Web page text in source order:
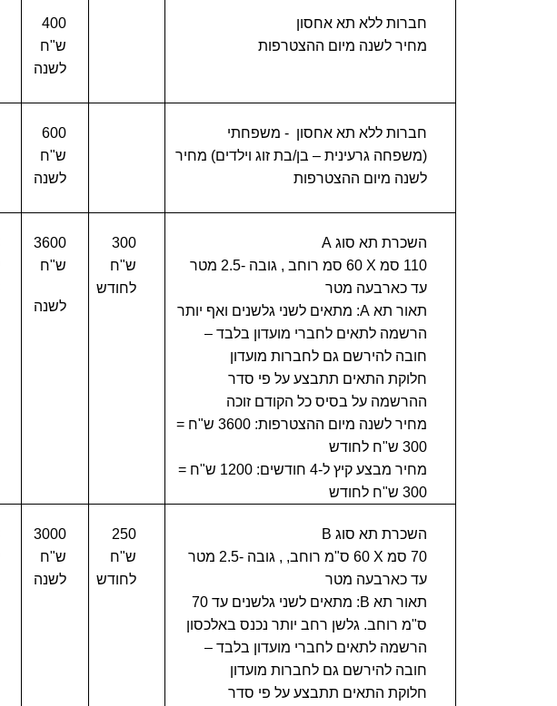
חברות ללא תא אחסון
מחיר לשנה מיום ההצטרפות
400
ש"ח
לשנה
חברות ללא תא אחסון - משפחתי
(משפחה גרעינית – בן/בת זוג וילדים) מחיר
לשנה מיום ההצטרפות
600
ש"ח
לשנה
השכרת תא סוגA
110 סמ
X
60 סמ רוחב , גובה -2.5 מטר
עד כארבעה מטר
תאור תאA: מתאים לשני גלשנים ואף יותר
הרשמה לתאים לחברי מועדון בלבד –
חובה להירשם גם לחברות מועדון
חלוקת התאים תתבצע על פי סדר
ההרשמה על בסיס כל הקודם זוכה
מחיר לשנה מיום ההצטרפות: 3600 ש"ח =
300 ש"ח לחודש
מחיר מבצע קיץ ל-4 חודשים: 1200 ש"ח =
300 ש"ח לחודש
300
ש"ח
לחודש
3600
ש"ח
לשנה
השכרת תא סוג B
70 סמ
X
60 ס"מ רוחב, , גובה -2.5 מטר
עד כארבעה מטר
תאור תא B
: מתאים לשני גלשנים עד 70
ס"מ רוחב. גלשן רחב יותר נכנס באלכסון
הרשמה לתאים לחברי מועדון בלבד –
חובה להירשם גם לחברות מועדון
חלוקת התאים תתבצע על פי סדר
250
ש"ח
לחודש
3000
ש"ח
לשנה